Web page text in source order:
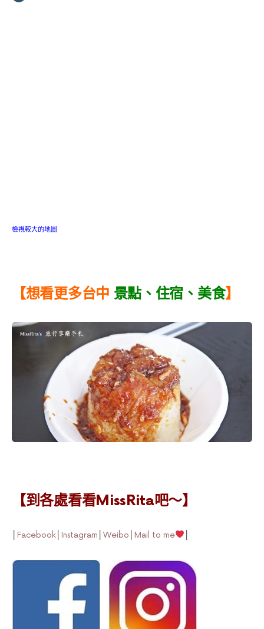
檢視較大的地圖
【想看更多台中 景點 、 住宿 、 美食】
【到各處看看MissRita吧～】
Facebook Instagram Weibo Mail to me